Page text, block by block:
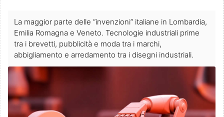
La maggior parte delle “invenzioni” italiane in Lombardia,
Emilia Romagna e Veneto. Tecnologie industriali prime
tra i brevetti, pubblicità e moda tra i marchi,
abbigliamento e arredamento tra i disegni industriali.